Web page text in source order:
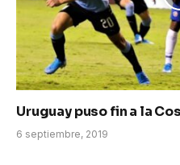
Uruguay puso fin a la
6 septiembre, 2019